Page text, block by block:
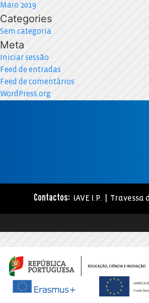
Maio 2019
Categories
Sem categoria
Meta
Iniciar sessão
Feed de entradas
Feed de comentários
WordPress.org
Contactos: IAVE I.P. | Travessa